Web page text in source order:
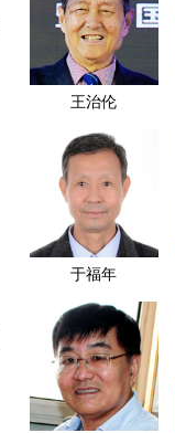
王治伦
于福年